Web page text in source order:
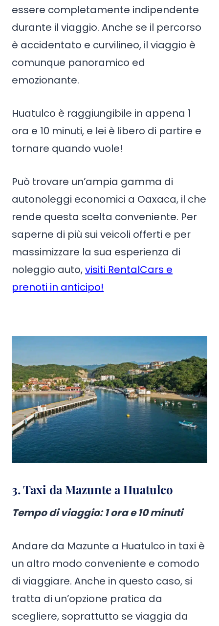
essere completamente indipendente
durante il viaggio. Anche se il percorso
è accidentato e curvilineo, il viaggio è
comunque panoramico ed
emozionante.
Huatulco è raggiungibile in appena 1
ora e 10 minuti, e lei è libero di partire e
tornare quando vuole!
Può trovare un’ampia gamma di
autonoleggi economici a Oaxaca, il che
rende questa scelta conveniente. Per
saperne di più sui veicoli offerti e per
massimizzare la sua esperienza di
noleggio auto,visiti RentalCars e
prenoti in anticipo!
3. Taxi da Mazunte a Huatulco
Tempo di viaggio: 1 ora e 10 minuti
Andare da Mazunte a Huatulco in taxi è
un altro modo conveniente e comodo
di viaggiare. Anche in questo caso, si
tratta di un’opzione pratica da
scegliere, soprattutto se viaggia da